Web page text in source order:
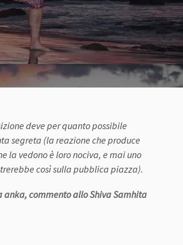
deve per quanto possibile
segreta (la reazione che produce
la vedono è loro nociva, e mai uno
così sulla pubblica piazza).
anka, commento allo Shiva Samhita